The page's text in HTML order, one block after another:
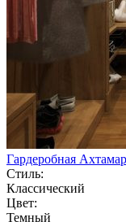
Гардеробная Ахтамар
Стиль:
Классический
Цвет:
Темный